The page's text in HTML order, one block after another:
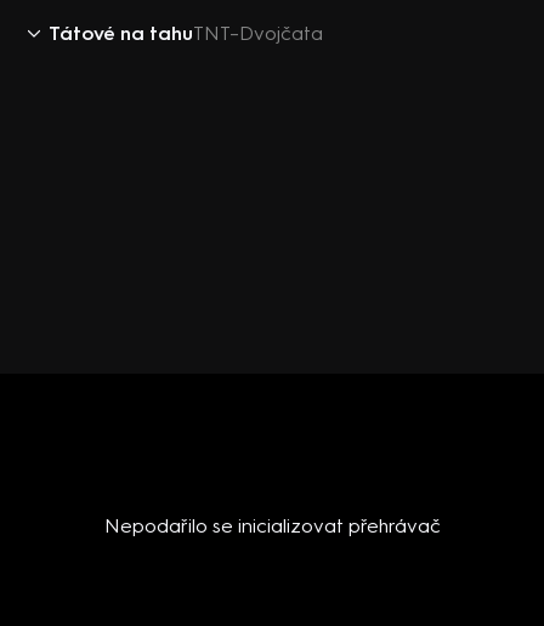
Tátové na tahuTNT–Dvojčata
Nepodařilo se inicializovat přehrávač